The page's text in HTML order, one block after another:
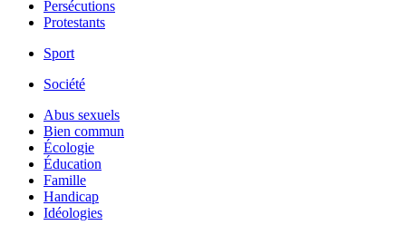
Persécutions
Protestants
Sport
Société
Abus sexuels
Bien commun
Écologie
Éducation
Famille
Handicap
Idéologies